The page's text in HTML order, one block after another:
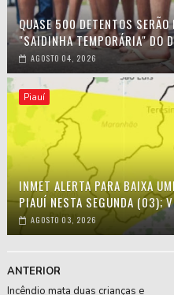
QUASE 500 DETENTOS SERÃO
"SAIDINHA TEMPORÁRIA" DO
AGOSTO 04, 2026
Piauí
INMET ALERTA PARA BAIXA
PIAUÍ NESTA SEGUNDA (03);
AGOSTO 03, 2026
ANTERIOR
Incêndio mata duas crianças e